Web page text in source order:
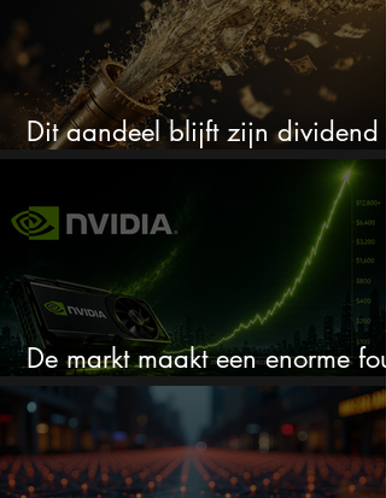
Dit aandeel blijft zijn dividend
verhogen, wat er ook gebeurt
De markt maakt een enorme fout